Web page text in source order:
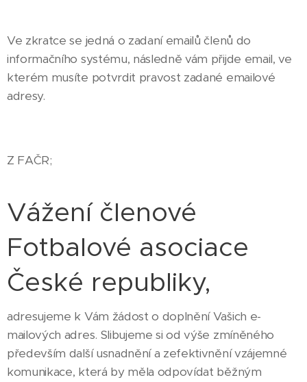
Ve zkratce se jedná o zadaní emailů členů do
informačního systému, následně vám přijde email, ve
kterém musíte potvrdit pravost zadané emailové
adresy.
Z FAČR;
Vážení členové
Fotbalové asociace
České republiky,
adresujeme k Vám žádost o doplnění Vašich e-
mailových adres. Slibujeme si od výše zmíněného
především další usnadnění a zefektivnění vzájemné
komunikace, která by měla odpovídat běžným